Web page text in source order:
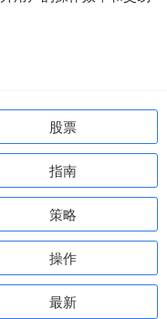
股票
指南
策略
操作
最新